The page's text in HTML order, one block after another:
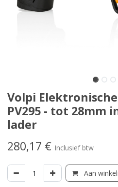
Volpi
PV295 - tot 28mm
lader
280,17 € Inclusief btw
Aan